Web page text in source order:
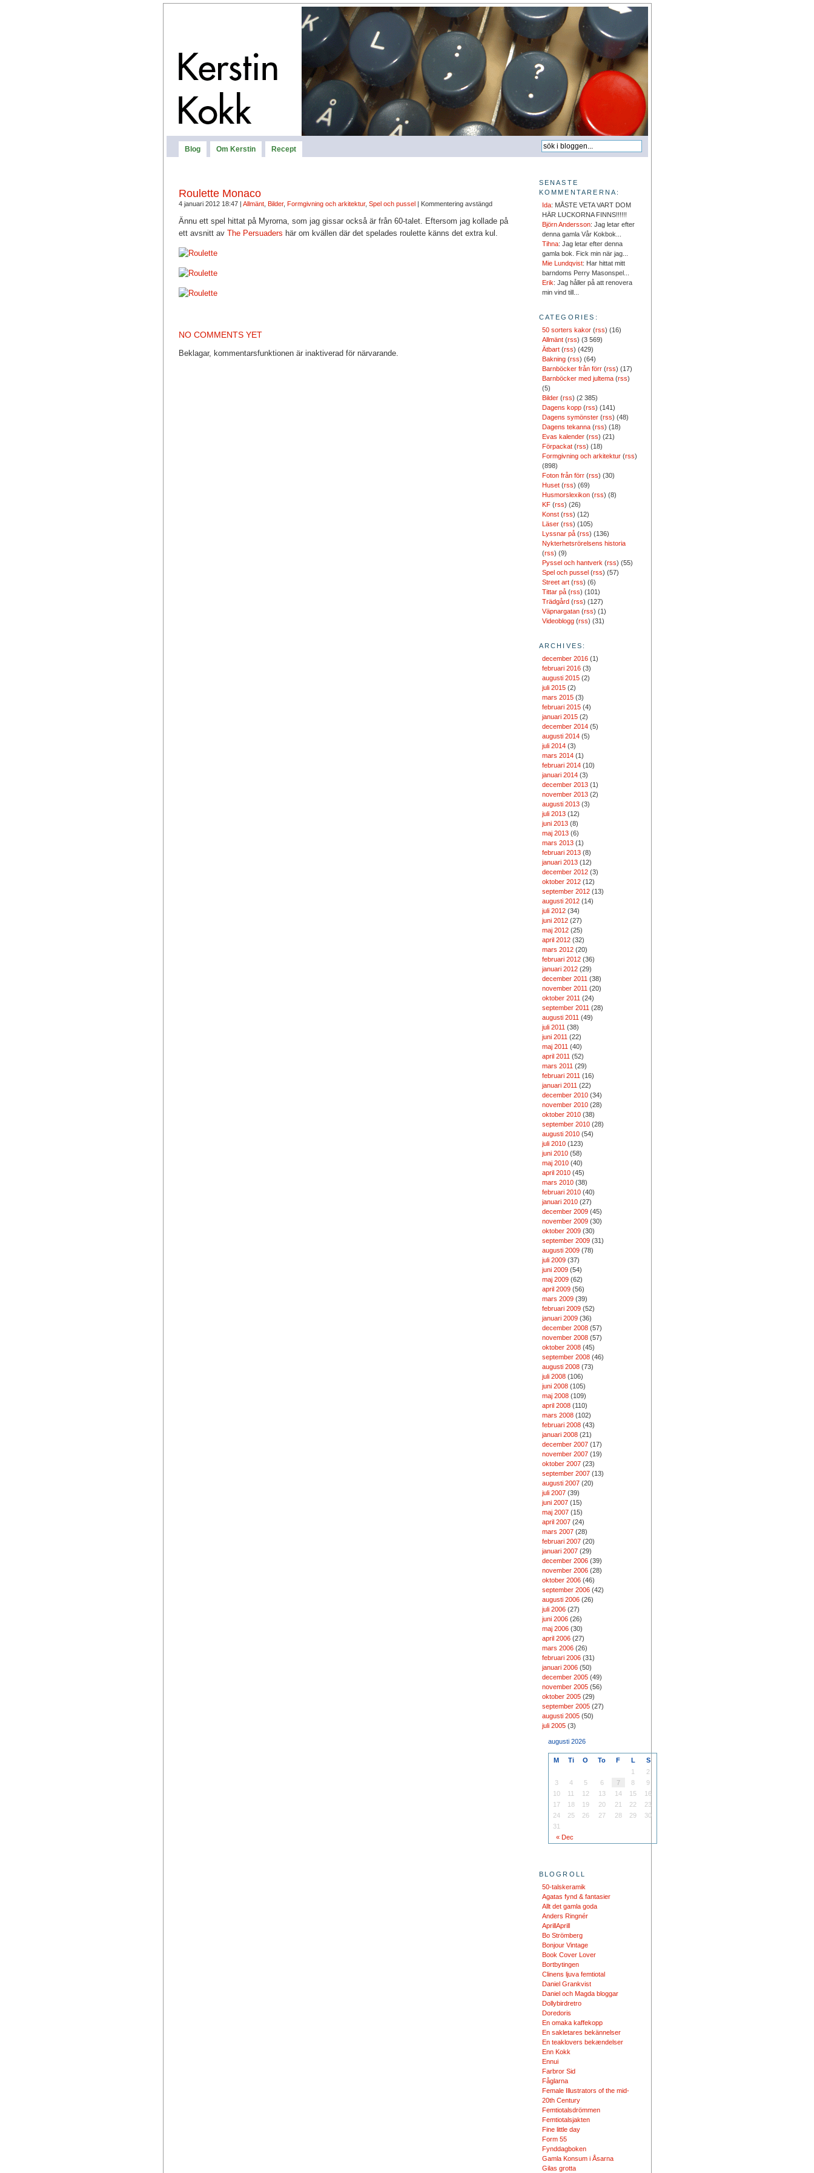
Blog Om Kerstin Recept
Roulette Monaco
4 januari 2012 18:47 | Allmänt, Bilder, Formgivning och arkitektur, Spel och pussel| Kommentering avstängd
Ännu ett spel hittat på Myrorna, som jag gissar också är från 60-talet. Eftersom jag kollade på
ett avsnitt av The Persuaders här om kvällen där det spelades roulette känns det extra kul.
NO COMMENTS YET
Beklagar, kommentarsfunktionen är inaktiverad för närvarande.
SENASTE
KOMMENTARERNA:
Ida: MÅSTE VETA VART DOM
HÄR LUCKORNA FINNS!!!!!!
Björn Andersson: Jag letar efter
denna gamla Vår Kokbok...
Tihna: Jag letar efter denna
gamla bok. Fick min när jag...
Mie Lundqvist: Har hittat mitt
barndoms Perry Masonspel...
Erik: Jag håller på att renovera
min vind till...
CATEGORIES:
50 sorters kakor(rss) (16)
Allmänt(rss) (3 569)
Ätbart(rss) (429)
Bakning(rss) (64)
Barnböcker från förr(rss) (17)
Barnböcker med jultema(rss)
(5)
Bilder(rss) (2 385)
Dagens kopp(rss) (141)
Dagens symönster(rss) (48)
Dagens tekanna(rss) (18)
Evas kalender(rss) (21)
Förpackat(rss) (18)
Formgivning och arkitektur(rss)
(898)
Foton från förr(rss) (30)
Huset(rss) (69)
Husmorslexikon(rss) (8)
KF(rss) (26)
Konst(rss) (12)
Läser(rss) (105)
Lyssnar på(rss) (136)
Nykterhetsrörelsens historia
(rss) (9)
Pyssel och hantverk (rss) (55)
Spel och pussel(rss) (57)
Street art(rss) (6)
Tittar på(rss) (101)
Trädgård(rss) (127)
Väpnargatan(rss) (1)
Videoblogg(rss) (31)
ARCHIVES:
december 2016(1)
februari 2016(3)
augusti 2015(2)
juli 2015(2)
mars 2015(3)
februari 2015(4)
januari 2015(2)
december 2014(5)
augusti 2014(5)
juli 2014(3)
mars 2014(1)
februari 2014(10)
januari 2014(3)
december 2013(1)
november 2013(2)
augusti 2013(3)
juli 2013(12)
juni 2013(8)
maj 2013(6)
mars 2013(1)
februari 2013(8)
januari 2013(12)
december 2012(3)
oktober 2012(12)
september 2012(13)
augusti 2012(14)
juli 2012(34)
juni 2012(27)
maj 2012(25)
april 2012(32)
mars 2012(20)
februari 2012(36)
januari 2012(29)
december 2011 (38)
november 2011 (20)
oktober 2011 (24)
september 2011 (28)
augusti 2011 (49)
juli 2011 (38)
juni 2011 (22)
maj 2011 (40)
april 2011 (52)
mars 2011 (29)
februari 2011 (16)
januari 2011 (22)
december 2010(34)
november 2010(28)
oktober 2010(38)
september 2010(28)
augusti 2010(54)
juli 2010(123)
juni 2010(58)
maj 2010(40)
april 2010(45)
mars 2010(38)
februari 2010(40)
januari 2010(27)
december 2009(45)
november 2009(30)
oktober 2009(30)
september 2009(31)
augusti 2009(78)
juli 2009(37)
juni 2009(54)
maj 2009(62)
april 2009(56)
mars 2009(39)
februari 2009(52)
januari 2009(36)
december 2008(57)
november 2008(57)
oktober 2008(45)
september 2008(46)
augusti 2008(73)
juli 2008(106)
juni 2008(105)
maj 2008(109)
april 2008(110)
mars 2008(102)
februari 2008(43)
januari 2008(21)
december 2007(17)
november 2007(19)
oktober 2007(23)
september 2007(13)
augusti 2007(20)
juli 2007(39)
juni 2007(15)
maj 2007(15)
april 2007(24)
mars 2007(28)
februari 2007(20)
januari 2007(29)
december 2006(39)
november 2006(28)
oktober 2006(46)
september 2006(42)
augusti 2006(26)
juli 2006(27)
juni 2006(26)
maj 2006(30)
april 2006(27)
mars 2006(26)
februari 2006(31)
januari 2006(50)
december 2005(49)
november 2005(56)
oktober 2005(29)
september 2005(27)
augusti 2005(50)
juli 2005(3)
augusti 2026
M Ti O To F L S
« Dec
1
2
3
4 5 6 7 8
9
10
11 12 13 14 15
16
17
18 19 20 21 22
23
24
25 26 27 28 29
30
31
BLOGROLL
50-talskeramik
Agatas fynd & fantasier
Allt det gamla goda
Anders Ringnér
AprillAprill
Bo Strömberg
Bonjour Vintage
Book Cover Lover
Bortbytingen
Clinens ljuva femtiotal
Daniel Grankvist
Daniel och Magda bloggar
Dollybirdretro
Doredoris
En omaka kaffekopp
En sakletares bekännelser
En teaklovers bekændelser
Enn Kokk
Ennui
Farbror Sid
Fåglarna
Female Illustrators of the mid-
20th Century
Femtiotalsdrömmen
Femtiotalsjakten
Fine little day
Form 55
Fynddagboken
Gamla Konsum i Åsarna
Gilas grotta